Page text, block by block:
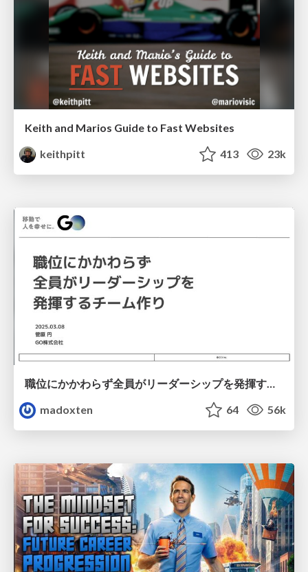
Keith and Marios Guide to Fast Websites
keithpitt
413 23k
職位にかかわらず全員がリーダーシップを発揮するチーム作り / Building a team where everyone can demonstrate leadership regardless of position
madoxten
64 56k